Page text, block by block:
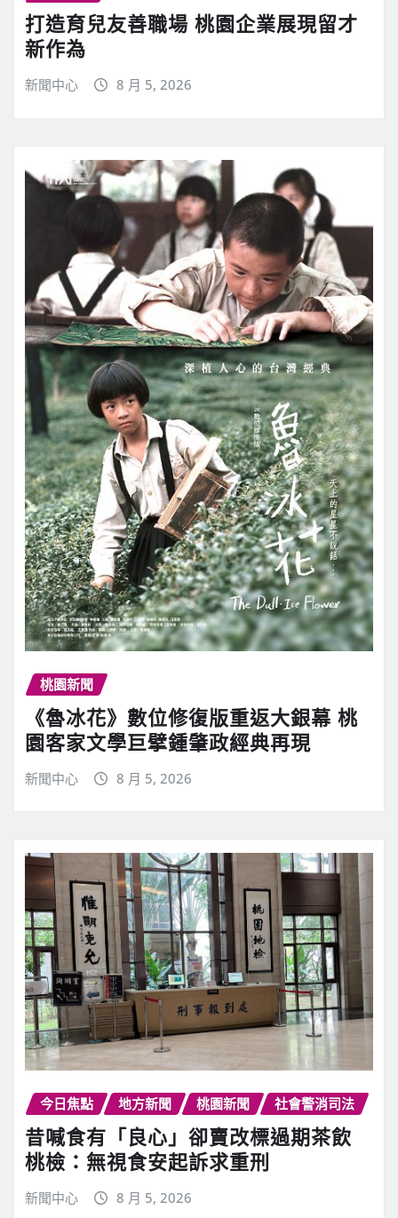
打造育兒友善職場 桃園企業展現留才
新作為
新聞中心 8 月 5, 2026
桃園新聞
《魯冰花》數位修復版重返大銀幕 桃
園客家文學巨擘鍾肇政經典再現
新聞中心 8 月 5, 2026
今日焦點 地方新聞 桃園新聞 社會警消司法
昔喊食有「良心」卻賣改標過期茶飲
桃檢：無視食安起訴求重刑
新聞中心 8 月 5, 2026